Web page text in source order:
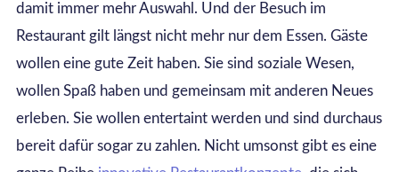
damit immer mehr Auswahl. Und der Besuch im
Restaurant gilt längst nicht mehr nur dem Essen. Gäste
wollen eine gute Zeit haben. Sie sind soziale Wesen,
wollen Spaß haben und gemeinsam mit anderen Neues
erleben. Sie wollen entertaint werden und sind durchaus
bereit dafür sogar zu zahlen. Nicht umsonst gibt es eine